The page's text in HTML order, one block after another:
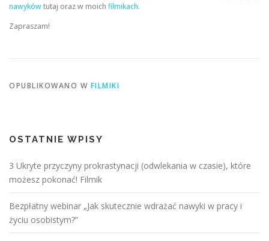
nawykówtutaj oraz w moich filmikach.
Zapraszam!
OPUBLIKOWANO W FILMIKI
OSTATNIE WPISY
3 Ukryte przyczyny prokrastynacji (odwlekania w czasie), które
możesz pokonać! Filmik
Bezpłatny webinar „Jak skutecznie wdrażać nawyki w pracy i
życiu osobistym?”